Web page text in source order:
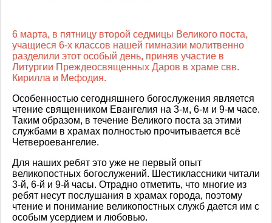
6 марта, в пятницу второй седмицы Великого поста,
учащиеся 6-х классов нашей гимназии молитвенно
разделили этот особый день, приняв участие в
Литургии Преждеосвященных Даров в храме свв.
Кирилла и Мефодия.
Особенностью сегодняшнего богослужения является
чтение священником Евангелия на 3-м, 6-м и 9-м часе.
Таким образом, в течение Великого поста за этими
службами в храмах полностью прочитывается всё
Четвероевангелие.
Для наших ребят это уже не первый опыт
великопостных богослужений. Шестиклассники читали
3-й, 6-й и 9-й часы. Отрадно отметить, что многие из
ребят несут послушания в храмах города, поэтому
чтение и понимание великопостных служб дается им с
особым усердием и любовью.